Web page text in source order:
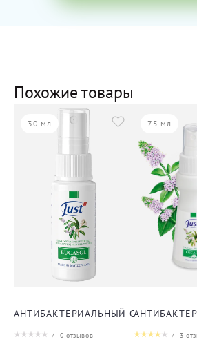
Похожие товары
30 мл
АНТИБАКТЕРИАЛЬНЫЙ СПРЕЙ
/ 0 отзывов
75 мл
/ 3